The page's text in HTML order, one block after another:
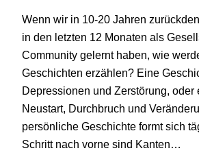
Wenn wir in 10-20 Jahren
in den letzten 12 Monaten als
Community gelernt haben, wie
Geschichten erzählen? Eine
Depressionen und Zerstörung, oder
Neustart, Durchbruch und
persönliche Geschichte formt sich
Schritt nach vorne sind Kanten…